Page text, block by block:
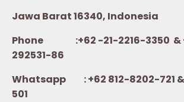
Jawa Barat 16340, Indonesia
Phone :+62 -21-2216-3350 &
292531-86
Whatsapp :+62 812-8202-721
501